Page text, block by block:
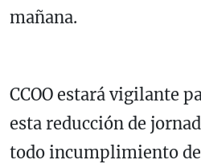
mañana.
CCOO estará vigilante
esta reducción de
todo incumplimiento